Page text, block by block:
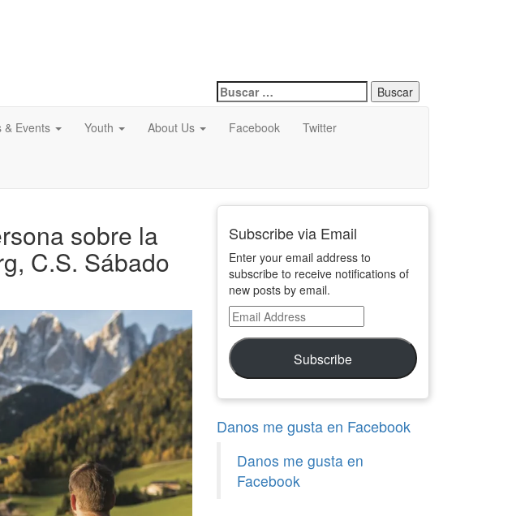
Buscar:
& Events Youth About Us Facebook Twitter
sobre la
C.S. Sábado
Subscribe via Email
Enter your email address to
subscribe to receive notifications of
new posts by email.
Email
Address
Subscribe
Danos me gusta en Facebook
Danos me gusta en
Facebook